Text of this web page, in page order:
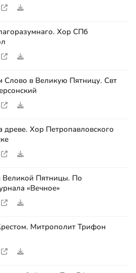
Хор СПб
Слово в Великую Пятницу. Свт
древе. Хор Петропавловского
Великой Пятницы. По
«Вечное»
Митрополит Трифон